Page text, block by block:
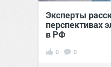
Эксперты
перспективах
в РФ
0 0